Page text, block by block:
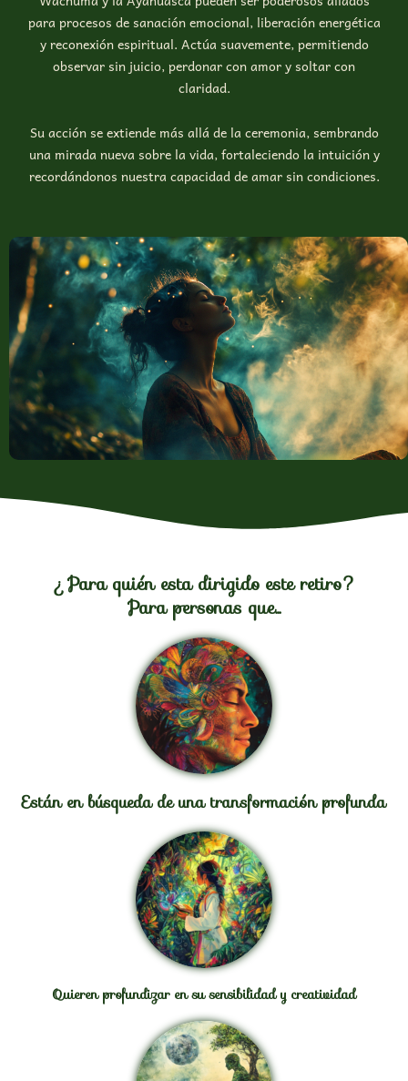
para procesos de sanación emocional, liberación energética
y reconexión espiritual. Actúa suavemente, permitiendo
observar sin juicio, perdonar con amor y soltar con
claridad.
Su acción se extiende más allá de la ceremonia, sembrando
una mirada nueva sobre la vida, fortaleciendo la intuición y
recordándonos nuestra capacidad de amar sin condiciones.
¿Para quién esta dirigido este retiro?
Para personas que...
Están en búsqueda de una transformación profunda
Quieren profundizar en su sensibilidad y creatividad